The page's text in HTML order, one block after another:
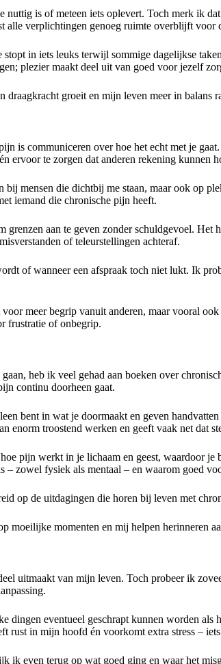
nuttig is of meteen iets oplevert. Toch merk ik
alle verplichtingen genoeg ruimte overblijft voor
in iets leuks terwijl sommige dagelijkse
plezier maakt deel uit van goed voor jezelf
groeit en mijn leven meer in balans
is communiceren over hoe het echt met je
ervoor te zorgen dat anderen rekening kunnen
mensen die dichtbij me staan, maar ook op
iemand die chronische pijn heeft.
aan te geven zonder schuldgevoel.
of teleurstellingen achteraf.
of wanneer een afspraak toch niet lukt. Ik
meer begrip vanuit anderen, maar vooral
frustratie of onbegrip.
heb ik veel gehad aan boeken over
continu doorheen gaat.
bent in wat je doormaakt en geven
troostend werken en geeft vaak net dat
pijn werkt in je lichaam en geest, waardoor
zowel fysiek als mentaal – en waarom goed
op de uitdagingen die horen bij leven met
moeilijke momenten en mij helpen herinneren
uitmaakt van mijn leven. Toch probeer ik
dingen eventueel geschrapt kunnen worden
rust in mijn hoofd én voorkomt extra stress –
ik even terug op wat goed ging en waar het